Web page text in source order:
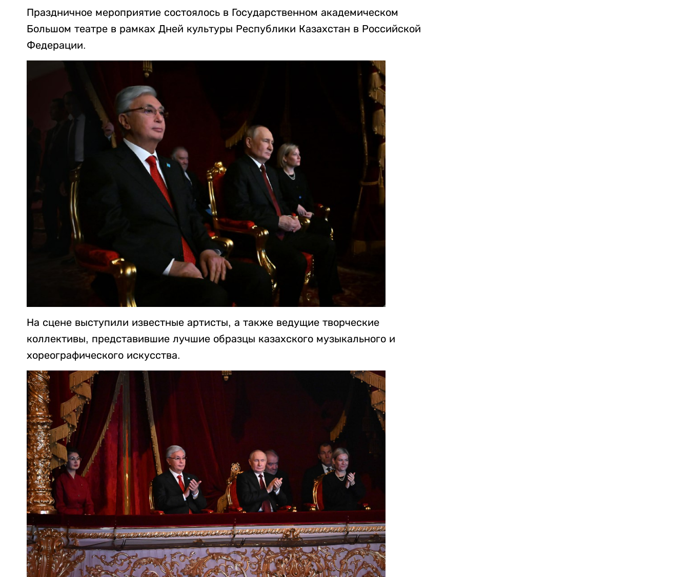
Праздничное мероприятие состоялось в Государственном академическом
Большом театре в рамках Дней культуры Республики Казахстан в Российской
Федерации.
На сцене выступили известные артисты, а также ведущие творческие
коллективы, представившие лучшие образцы казахского музыкального и
хореографического искусства.